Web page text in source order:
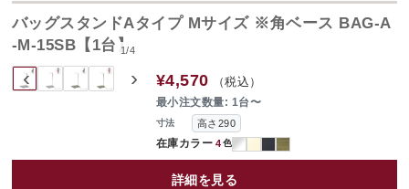
‹ ›
1/4
バッグスタンドAタイプ Mサイズ ※角ベース BAG-A
-M-15SB【1台】
寸法 高さ290
在庫カラー 4色
¥4,570 （税込）
最小注文数量: 1台〜
詳細を見る